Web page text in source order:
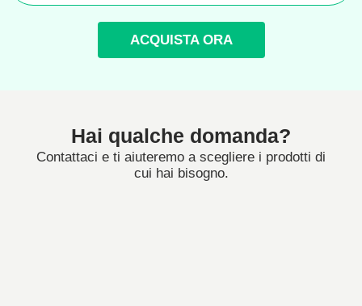
ACQUISTA ORA
Hai qualche domanda?
Contattaci e ti aiuteremo a scegliere i prodotti di
cui hai bisogno.